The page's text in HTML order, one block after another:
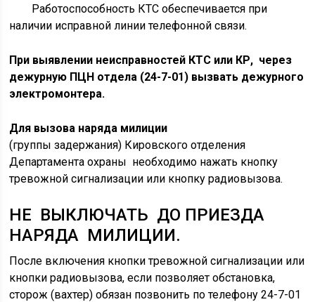
Работоспособность КТС обеспечивается при
наличии исправной линии телефонной связи.
При выявлении неисправностей КТС или КР, через
дежурную ПЦН отдела (24-7-01) вызвать дежурного
электромонтера.
Для вызова наряда милиции
(группы задержания) Кировского отделения
Департамента охраны необходимо нажать кнопку
тревожной сигнализации или кнопку радиовызова.
НЕ ВЫКЛЮЧАТЬ ДО ПРИЕЗДА
НАРЯДА МИЛИЦИИ.
После включения кнопки тревожной сигнализации или
кнопки радиовызова, если позволяет обстановка,
сторож (вахтер) обязан позвонить по телефону 24-7-01